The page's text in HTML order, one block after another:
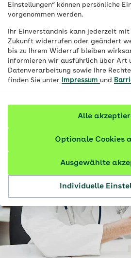
Einstellungen“ können persönliche
vorgenommen werden.
Ihr Einverständnis kann jederzeit
Zukunft widerrufen oder geändert
bis zu Ihrem Widerruf bleiben
informieren wir ausführlich über Art
Datenverarbeitung sowie Ihre
finden Sie unter
Impressum und
Individuelle
Ausgewählte
Optionale Cookies
Alle
Doch wann sollte man
Urologen
vorstellen und wofür ist
zuständig?
Fachlich geprüft